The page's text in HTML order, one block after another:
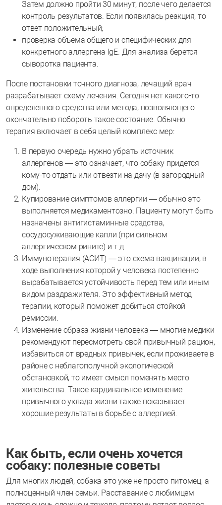
Затем должно пройти 30 минут, после чего делается
контроль результатов. Если появилась реакция, то
ответ положительный;
проверка объема общего и специфических для
конкретного аллергена IgE. Для анализа берется
сыворотка пациента.
После постановки точного диагноза, лечащий врач
разрабатывает схему лечения. Сегодня нет какого-то
определенного средства или метода, позволяющего
окончательно побороть такое состояние. Обычно
терапия включает в себя целый комплекс мер:
В первую очередь нужно убрать источник
аллергенов — это означает, что собаку придется
кому-то отдать или отвезти на дачу (в загородный
дом).
Купирование симптомов аллергии — обычно это
выполняется медикаментозно. Пациенту могут быть
назначены антигистаминные средства,
сосудосуживающие капли (при сильном
аллергическом рините) и т.д.
Иммунотерапия (АСИТ) — это схема вакцинации, в
ходе выполнения которой у человека постепенно
вырабатывается устойчивость перед тем или иным
видом раздражителя. Это эффективный метод
терапии, который поможет добиться стойкой
ремиссии.
Изменение образа жизни человека — многие медики
рекомендуют пересмотреть свой привычный рацион,
избавиться от вредных привычек, если проживаете в
районе с неблагополучной экологической
обстановкой, то имеет смысл поменять место
жительства. Такое кардинальное изменение
привычного уклада жизни также показывает
хорошие результаты в борьбе с аллергией.
Как быть, если очень хочется
собаку: полезные советы
Для многих людей, собака это уже не просто питомец, а
полноценный член семьи. Расставание с любимцем